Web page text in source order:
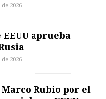
2026
EEUU aprueba
2026
Rubio por el